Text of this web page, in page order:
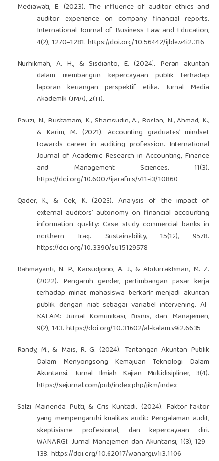
Mediawati, E. (2023). The influence of auditor ethics and
auditor experience on company financial reports.
International Journal of Business Law and Education,
4(2), 1270–1281.https://doi.org/10.56442/ijble.v4i2.316
Nurhikmah, A. H., & Sisdianto, E. (2024). Peran akuntan
dalam membangun kepercayaan publik terhadap
laporan keuangan perspektif etika. Jurnal Media
Akademik (JMA), 2(11).
Pauzi, N., Bustamam, K., Shamsudin, A., Roslan, N., Ahmad, K.,
& Karim, M. (2021). Accounting graduates’ mindset
towards career in auditing profession. International
Journal of Academic Research in Accounting, Finance
and Management Sciences, 11(3).
https://doi.org/10.6007/ijarafms/v11-i3/10860
Qader, K., & Çek, K. (2023). Analysis of the impact of
external auditors’ autonomy on financial accounting
information quality: Case study commercial banks in
northern Iraq. Sustainability, 15(12), 9578.
https://doi.org/10.3390/su15129578
Rahmayanti, N. P., Karsudjono, A. J., & Abdurrakhman, M. Z.
(2022). Pengaruh gender, pertimbangan pasar kerja
terhadap minat mahasiswa berkarir menjadi akuntan
publik dengan niat sebagai variabel intervening. Al-
KALAM: Jurnal Komunikasi, Bisnis, dan Manajemen,
9(2), 143.https://doi.org/10.31602/al-kalam.v9i2.6635
Randy, M., & Mais, R. G. (2024). Tantangan Akuntan Publik
Dalam Menyongsong Kemajuan Teknologi Dalam
Akuntansi. Jurnal Ilmiah Kajian Multidisipliner, 8(4).
https://sejurnal.com/pub/index.php/jikm/index
Salzi Mainenda Putti, & Cris Kuntadi. (2024). Faktor-faktor
yang mempengaruhi kualitas audit: Pengalaman audit,
skeptisisme profesional, dan kepercayaan diri.
WANARGI: Jurnal Manajemen dan Akuntansi, 1(3), 129–
138.https://doi.org/10.62017/wanargi.v1i3.1106